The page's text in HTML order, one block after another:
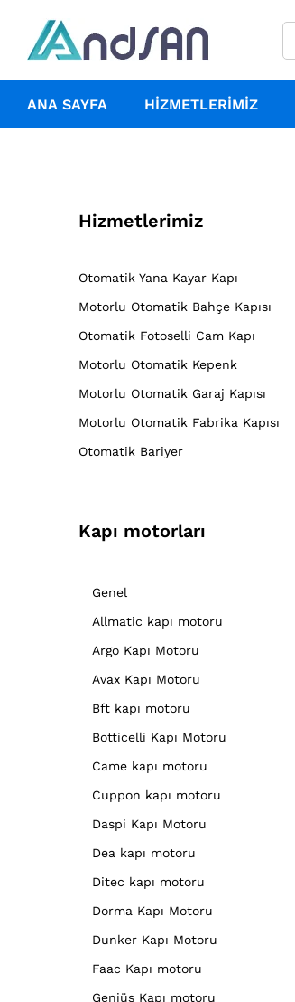
ANA SAYFA HIZMETLERIMIZ
Hizmetlerimiz
Otomatik Yana Kayar Kapı
Motorlu Otomatik Bahçe Kapısı
Otomatik Fotoselli Cam Kapı
Motorlu Otomatik Kepenk
Motorlu Otomatik Garaj Kapısı
Motorlu Otomatik Fabrika Kapısı
Otomatik Bariyer
Kapı motorları
Genel
Allmatic kapı motoru
Argo Kapı Motoru
Avax Kapı Motoru
Bft kapı motoru
Botticelli Kapı Motoru
Came kapı motoru
Cuppon kapı motoru
Daspi Kapı Motoru
Dea kapı motoru
Ditec kapı motoru
Dorma Kapı Motoru
Dunker Kapı Motoru
Faac Kapı motoru
Geniüs Kapı motoru